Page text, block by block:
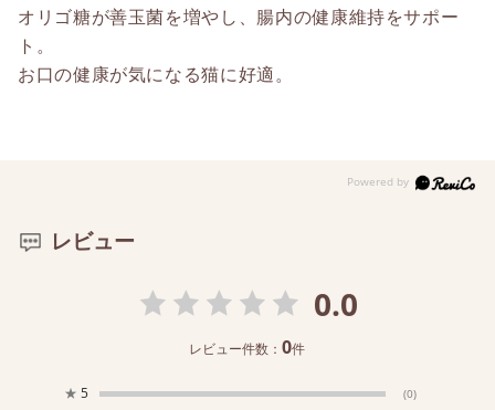
オリゴ糖が善玉菌を増やし、腸内の健康維持をサポー
ト。
お口の健康が気になる猫に好適。
レビュー
0.0
レビュー件数：0件
★ 5 (0)